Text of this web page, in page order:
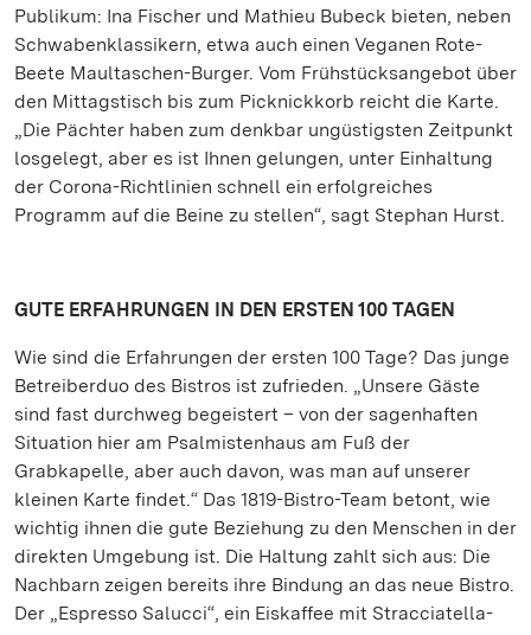
Publikum: Ina Fischer und Mathieu Bubeck bieten, neben
Schwabenklassikern, etwa auch einen Veganen Rote-
Beete Maultaschen-Burger. Vom Frühstücksangebot über
den Mittagstisch bis zum Picknickkorb reicht die Karte.
„Die Pächter haben zum denkbar ungüstigsten Zeitpunkt
losgelegt, aber es ist Ihnen gelungen, unter Einhaltung
der Corona-Richtlinien schnell ein erfolgreiches
Programm auf die Beine zu stellen“, sagt Stephan Hurst.
GUTE ERFAHRUNGEN IN DEN ERSTEN 100 TAGEN
Wie sind die Erfahrungen der ersten 100 Tage? Das junge
Betreiberduo des Bistros ist zufrieden. „Unsere Gäste
sind fast durchweg begeistert – von der sagenhaften
Situation hier am Psalmistenhaus am Fuß der
Grabkapelle, aber auch davon, was man auf unserer
kleinen Karte findet.“ Das 1819-Bistro-Team betont, wie
wichtig ihnen die gute Beziehung zu den Menschen in der
direkten Umgebung ist. Die Haltung zahlt sich aus: Die
Nachbarn zeigen bereits ihre Bindung an das neue Bistro.
Der „Espresso Salucci“, ein Eiskaffee mit Stracciatella-